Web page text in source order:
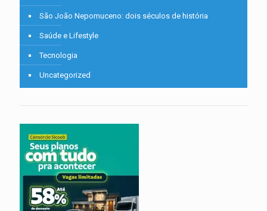
São João Nepomuceno: dois séculos de história
Saúde e Lifestyle
Tecnologia
Uncategorized